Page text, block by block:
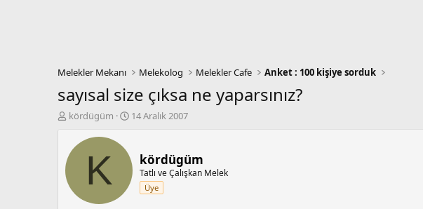
Melekler Mekanı Melekolog Melekler Cafe Anket : 100 kişiye sorduk
sayısal size çıksa ne yaparsınız?
K
b
u
kördügüm
B
a
n
14 Aralık 2007
K kördügüm
Tatlı ve Çalışkan Melek
Üye